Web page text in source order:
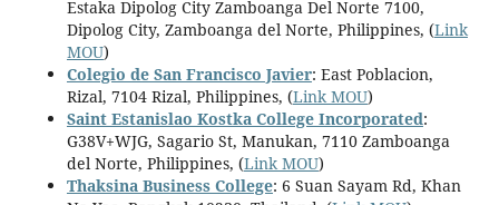
Estaka Dipolog City Zamboanga Del Norte 7100,
Dipolog City, Zamboanga del Norte, Philippines, (Link
MOU)
Colegio de San Francisco Javier: East Poblacion,
Rizal, 7104 Rizal, Philippines, (Link MOU)
Saint Estanislao Kostka College Incorporated:
G38V+WJG, Sagario St, Manukan, 7110 Zamboanga
del Norte, Philippines, (Link MOU)
Thaksina Business College: 6 Suan Sayam Rd, Khan